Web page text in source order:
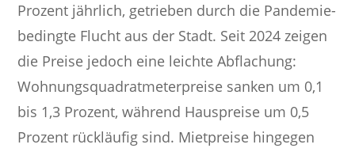
Prozent jährlich, getrieben durch die Pandemie-
bedingte Flucht aus der Stadt. Seit 2024 zeigen
die Preise jedoch eine leichte Abflachung:
Wohnungsquadratmeterpreise sanken um 0,1
bis 1,3 Prozent, während Hauspreise um 0,5
Prozent rückläufig sind. Mietpreise hingegen